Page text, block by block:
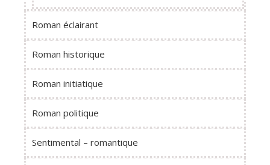
Roman éclairant
Roman historique
Roman initiatique
Roman politique
Sentimental – romantique